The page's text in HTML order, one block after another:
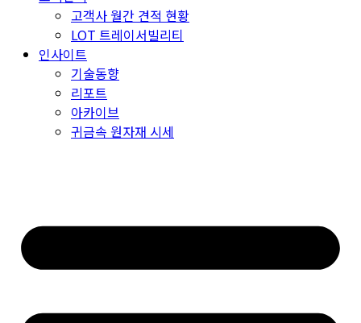
고객사 월간 견적 현황
LOT 트레이서빌리티
인사이트
기술동향
리포트
아카이브
귀금속 원자재 시세